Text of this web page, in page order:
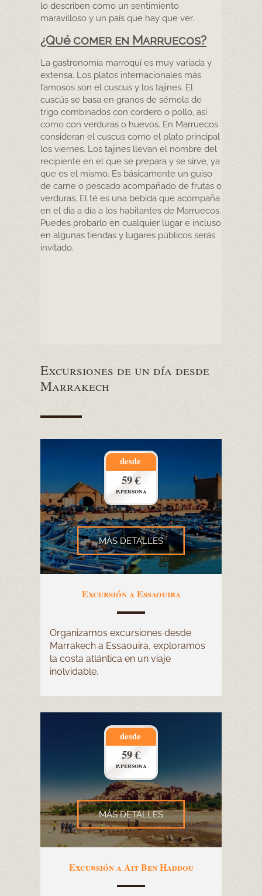
lo describen como un sentimiento
maravilloso y un país que hay que ver.
¿Qué comer en Marruecos?
La gastronomía marroquí es muy variada y
extensa. Los platos internacionales más
famosos son el cuscus y los tajines. El
cuscús se basa en granos de sémola de
trigo combinados con cordero o pollo, así
como con verduras o huevos. En Marruecos
consideran el cuscus como el plato principal
los viernes. Los tajines llevan el nombre del
recipiente en el que se prepara y se sirve, ya
que es el mismo. Es básicamente un guiso
de carne o pescado acompañado de frutas o
verduras. El té es una bebida que acompaña
en el día a día a los habitantes de Marruecos.
Puedes probarlo en cualquier lugar e incluso
en algunas tiendas y lugares públicos serás
invitado.
Excursiones de un día desde
Marrakech
Excursión a Essaouira
Organizamos excursiones desde
Marrakech a Essaouira, exploramos
la costa atlántica en un viaje
inolvidable.
Excursión a Ait Ben Haddou
MÁS DETALLES
MÁS DETALLES
desde
59 €
p.persona
desde
59 €
p.persona